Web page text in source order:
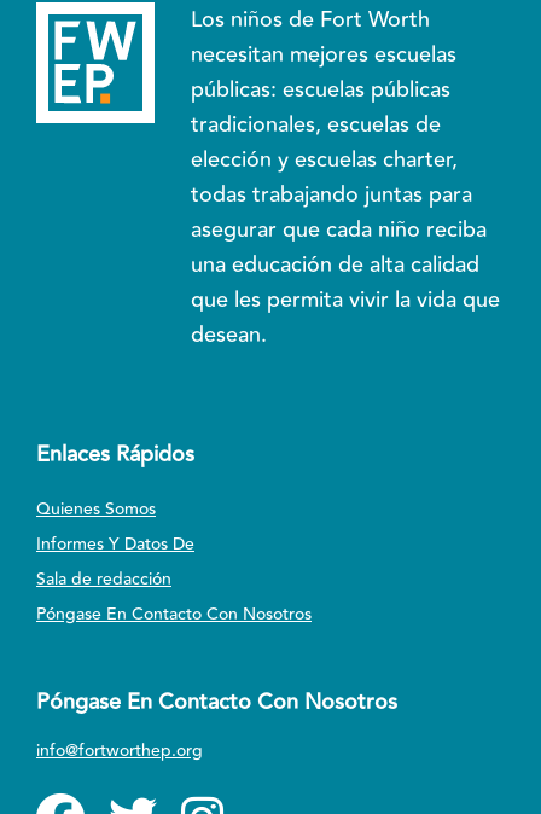
Los niños de Fort Worth
necesitan mejores escuelas
públicas: escuelas públicas
tradicionales, escuelas de
elección y escuelas charter,
todas trabajando juntas para
asegurar que cada niño reciba
una educación de alta calidad
que les permita vivir la vida que
desean.
Enlaces Rápidos
Quienes Somos
Informes Y Datos De
Sala de redacción
Póngase En Contacto Con Nosotros
Póngase En Contacto Con Nosotros
info@fortworthep.org